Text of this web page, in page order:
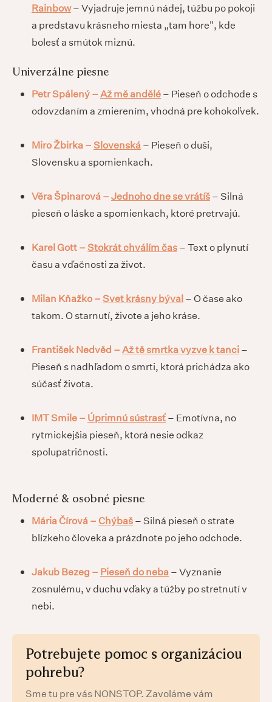
Rainbow– Vyjadruje jemnú nádej, túžbu po pokoji
a predstavu krásneho miesta „tam hore", kde
bolesť a smútok miznú.
Univerzálne piesne
Petr Spálený –Až mě andělé– Pieseň o odchode s
odovzdaním a zmierením, vhodná pre kohokoľvek.
Miro Žbirka – Slovenská– Pieseň o duši,
Slovensku a spomienkach.
Věra Špinarová –Jednoho dne se vrátíš– Silná
pieseň o láske a spomienkach, ktoré pretrvajú.
Karel Gott – Stokrát chválím čas– Text o plynutí
času a vďačnosti za život.
Milan Kňažko – Svet krásny býval– O čase ako
takom. O starnutí, živote a jeho kráse.
František Nedvěd –Až tě smrtka vyzve k tanci–
Pieseň s nadhľadom o smrti, ktorá prichádza ako
súčasť života.
IMT Smile – Úprimnú sústrasť– Emotívna, no
rytmickejšia pieseň, ktorá nesie odkaz
spolupatričnosti.
Moderné & osobné piesne
Mária Čírová –Chýbaš– Silná pieseň o strate
blízkeho človeka a prázdnote po jeho odchode.
Jakub Bezeg – Pieseň do neba– Vyznanie
zosnulému, v duchu vďaky a túžby po stretnutí v
nebi.
Potrebujete pomoc s organizáciou
pohrebu?
Sme tu pre vás NONSTOP. Zavoláme vám